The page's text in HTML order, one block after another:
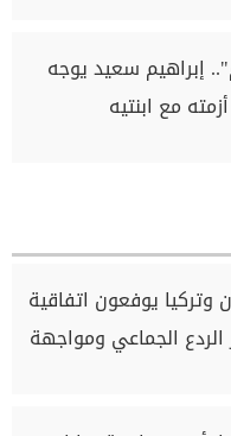
إبراهيم سعيد يوجه
مع ابنتيه
وتركيا يوفعون اتفاقية
الجماعي ومواجهة